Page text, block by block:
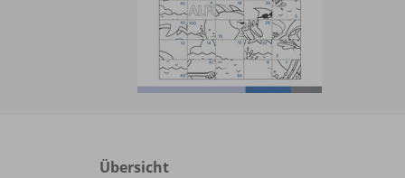
Übersicht